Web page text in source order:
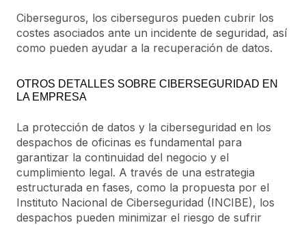
Ciberseguros, los ciberseguros pueden cubrir los
costes asociados ante un incidente de seguridad, así
como pueden ayudar a la recuperación de datos.
OTROS DETALLES SOBRE CIBERSEGURIDAD EN
LA EMPRESA
La protección de datos y la ciberseguridad en los
despachos de oficinas es fundamental para
garantizar la continuidad del negocio y el
cumplimiento legal. A través de una estrategia
estructurada en fases, como la propuesta por el
Instituto Nacional de Ciberseguridad (INCIBE), los
despachos pueden minimizar el riesgo de sufrir